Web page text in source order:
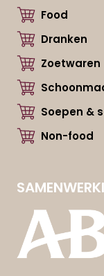
Food
Dranken
Zoetwaren
Soepen &
Non-food